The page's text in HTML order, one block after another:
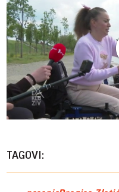
TAGOVI: